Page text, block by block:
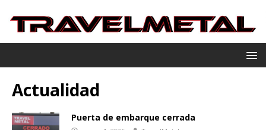
Actualidad
Puerta de embarque cerrada